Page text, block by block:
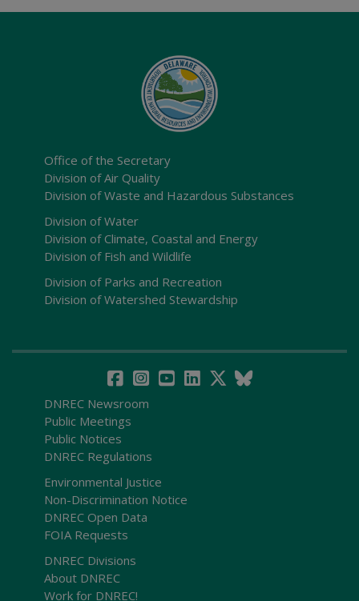
Office of the Secretary
Division of Air Quality
Division of Waste and Hazardous Substances
Division of Water
Division of Climate, Coastal and Energy
Division of Fish and Wildlife
Division of Parks and Recreation
Division of Watershed Stewardship
DNREC Newsroom
Public Meetings
Public Notices
DNREC Regulations
Environmental Justice
Non-Discrimination Notice
DNREC Open Data
FOIA Requests
DNREC Divisions
About DNREC
Work for DNREC!